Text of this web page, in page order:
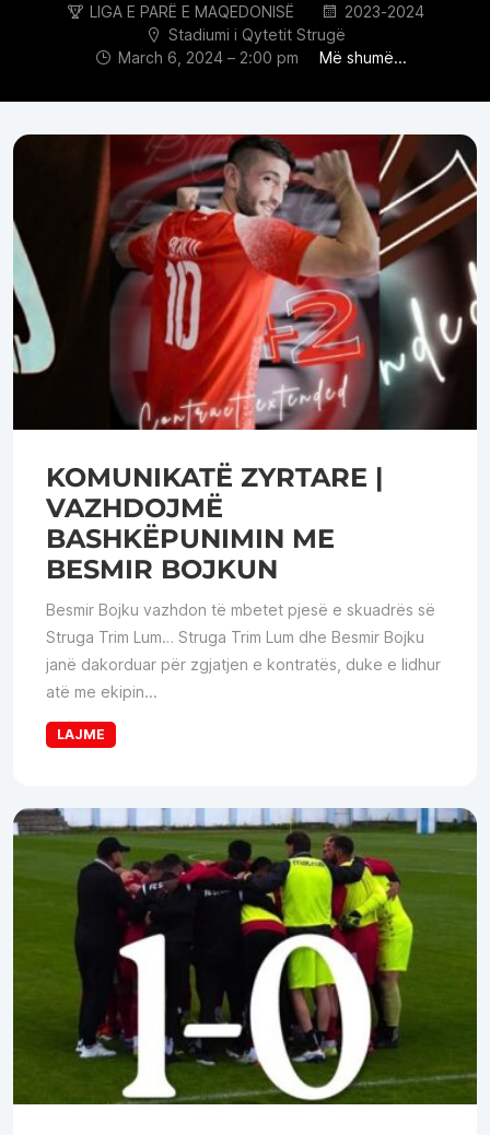
LIGA E PARË E MAQEDONISË
2023-2024
Stadiumi i Qytetit Strugë
March 6, 2024 – 2:00 pm
Më shumë...
KOMUNIKATË ZYRTARE |
VAZHDOJMË
BASHKËPUNIMIN ME
BESMIR BOJKUN
Besmir Bojku vazhdon të mbetet pjesë e skuadrës së
Struga Trim Lum… Struga Trim Lum dhe Besmir Bojku
janë dakorduar për zgjatjen e kontratës, duke e lidhur
atë me ekipin...
LAJME